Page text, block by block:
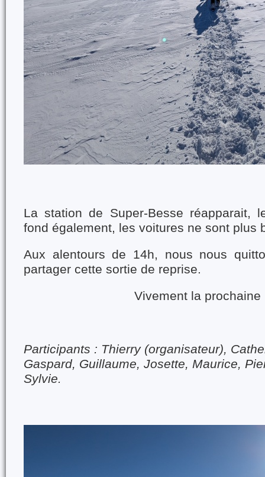
La station de Super-Besse réapparait,
fond également, les voitures ne sont plus
Aux alentours de 14h, nous nous
partager cette sortie de reprise.
Vivement la prochaine
Participants : Thierry (organisateur),
Gaspard, Guillaume, Josette, Maurice,
Sylvie.